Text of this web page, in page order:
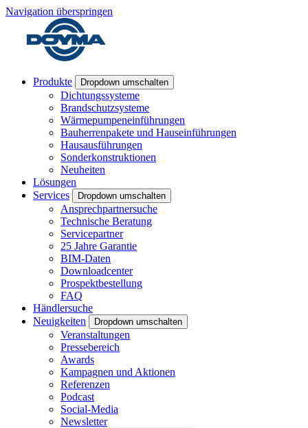
Navigation überspringen
Produkte Dropdown umschalten
Dichtungssysteme
Brandschutzsysteme
Wärmepumpeneinführungen
Bauherrenpakete und Hauseinführungen
Hausausführungen
Sonderkonstruktionen
Neuheiten
Lösungen
Services
Dropdown umschalten
Ansprechpartnersuche
Technische Beratung
Servicepartner
25 Jahre Garantie
BIM-Daten
Downloadcenter
Prospektbestellung
FAQ
Händlersuche
Neuigkeiten
Dropdown umschalten
Veranstaltungen
Pressebereich
Awards
Kampagnen und Aktionen
Referenzen
Podcast
Social-Media
Newsletter